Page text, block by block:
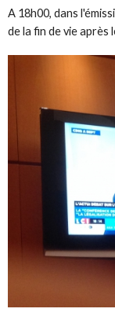
A 18h00, dans
de la fin de vie